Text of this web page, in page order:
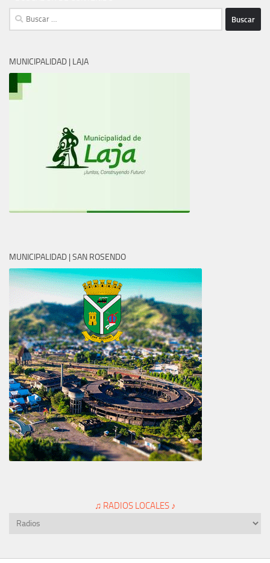
Buscar:
MUNICIPALIDAD | LAJA
MUNICIPALIDAD | SAN ROSENDO
♫ RADIOS LOCALES ♪